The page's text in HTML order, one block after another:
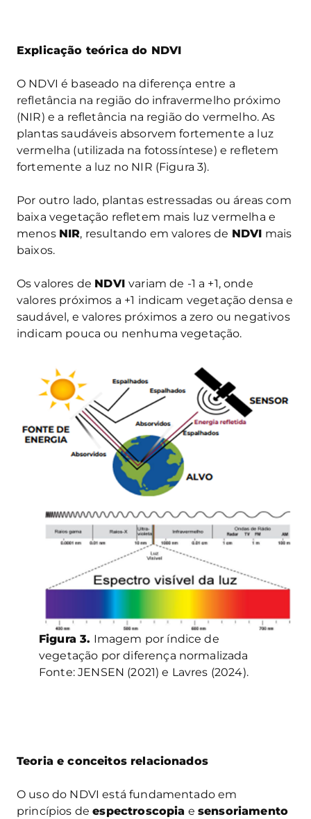
Explicação teórica do NDVI
O NDVI é baseado na diferença entre a
refletância na região do infravermelho próximo
(NIR) e a refletância na região do vermelho. As
plantas saudáveis absorvem fortemente a luz
vermelha (utilizada na fotossíntese) e refletem
fortemente a luz no NIR (Figura 3).
Por outro lado, plantas estressadas ou áreas com
baixa vegetação refletem mais luz vermelha e
menos NIR, resultando em valores de NDVI mais
baixos.
Os valores de NDVIvariam de -1 a +1, onde
valores próximos a +1 indicam vegetação densa e
saudável, e valores próximos a zero ou negativos
indicam pouca ou nenhuma vegetação.
Figura 3. Imagem por índice de
vegetação por diferença normalizada
Fonte: JENSEN (2021) e Lavres (2024).
Teoria e conceitos relacionados
O uso do NDVI está fundamentado em
princípios deespectroscopia e sensoriamento